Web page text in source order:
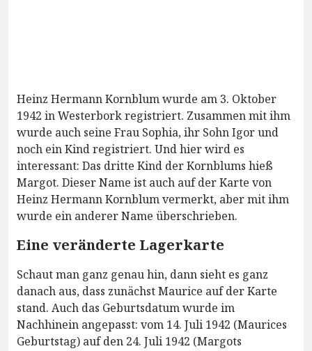
Heinz Hermann Kornblum wurde am 3. Oktober
1942 in Westerbork registriert. Zusammen mit ihm
wurde auch seine Frau Sophia, ihr Sohn Igor und
noch ein Kind registriert. Und hier wird es
interessant: Das dritte Kind der Kornblums hieß
Margot. Dieser Name ist auch auf der Karte von
Heinz Hermann Kornblum vermerkt, aber mit ihm
wurde ein anderer Name überschrieben.
Eine veränderte Lagerkarte
Schaut man ganz genau hin, dann sieht es ganz
danach aus, dass zunächst Maurice auf der Karte
stand. Auch das Geburtsdatum wurde im
Nachhinein angepasst: vom 14. Juli 1942 (Maurices
Geburtstag) auf den 24. Juli 1942 (Margots